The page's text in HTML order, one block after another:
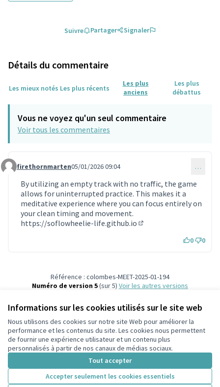
Informations sur les cookies utilisés sur le site web
Nous utilisons des cookies sur notre site Web pour améliorer la
performance et les contenus du site. Les cookies nous permettent
de fournir une expérience utilisateur et un contenu plus
personnalisés à partir de nos canaux de médias sociaux.
Tout accepter
Accepter seulement les cookies essentiels
Suivre Partager Signaler
Détails du commentaire
Les mieux notés Les plus récents
Les plus
anciens
Les plus
débattus
Vous ne voyez qu'un seul commentaire
Voir tous les commentaires
Commentaire 2028 (réponse au commentaire 1920)
firethornmarten05/01/2026 09:04 …
By utilizing an empty track with no traffic, the game
allows for uninterrupted practice. This makes it a
meditative experience where you can focus entirely on
your clean timing and movement.
https://soflowheelie-life.github.io
0 0
Référence : colombes-MEET-2025-01-194
Numéro de version 5(sur 5)
voir les autres versions
Conditions d'utilisation
Paramètres des cookies
participons.colombes.fr sur Facebook
(Lien externe)